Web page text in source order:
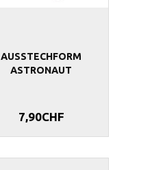
AUSSTECHFORM
ASTRONAUT
7,90CHF